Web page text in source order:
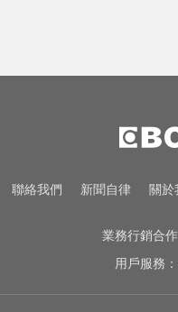
以欣71字發
緊守共軍攻
風夜搭捷運增
跌倒竟成致
聯絡我們 新聞自律 關於
業務行銷合作
用戶服務：